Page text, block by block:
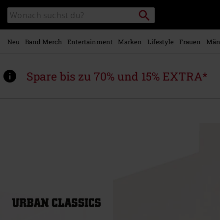
Hauptinhalt
springen
Katalog
durchsuchen
Packstation
suchen
Neu Band Merch Entertainment Marken Lifestyle Frauen
Spare bis zu 70% und 15% EXTRA*